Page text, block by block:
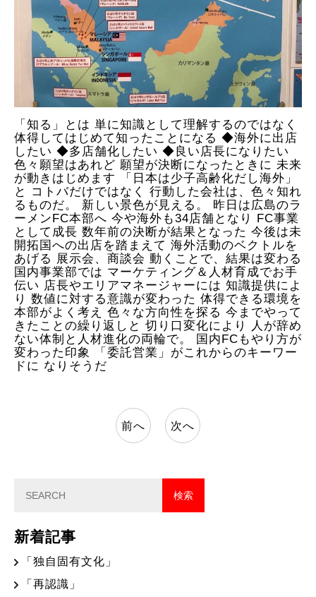
「知る」とは 単に知識として理解するのではなく
体得してはじめて知ったことになる ◆海外に出店
したい ◆多店舗化したい ◆良い店長になりたい
色々願望はあれど 願望が決断になったときに 未来
が動きはじめます 「日本は少子高齢化だし海外」
と コトバだけではなく 行動した会社は、色々知れ
るものだ。 新しい景色が見える。 昨日は広島のラ
ーメンFC本部へ 今や海外も34店舗となり FC事業
として成長 数年前の決断が結果となった 今後は未
開拓国への出店を踏まえて 海外活動のベクトルを
あげる 展示会、商談会 動くことで、結果は変わる
国内事業部では マーケティング＆人材育成でお手
伝い 店長やエリアマネージャーには 知識提供によ
り 数値に対する意識が変わった 体得できる環境を
本部がよく考え 色々な方向性を探る 今までやって
きたことの繰り返しと 切り口変化により 人が辞め
ない体制と人材進化の両輪で。 国内FCもやり方が
変わった印象 「委託営業」がこれからのキーワー
ドに なりそうだ
前へ 次へ
新着記事
「独自固有文化」
「再認識」